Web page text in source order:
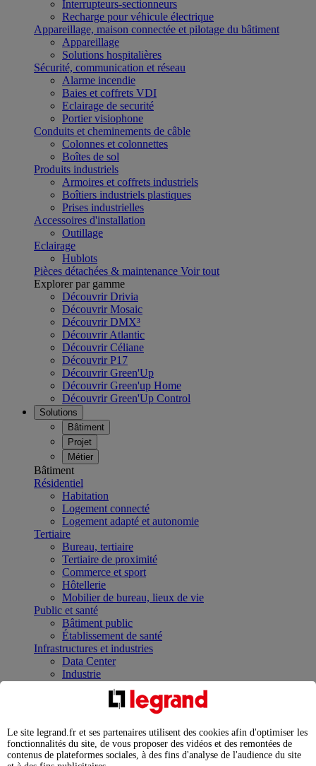
Interrupteurs-sectionneurs
Recharge pour véhicule électrique
Appareillage, maison connectée et pilotage du bâtiment
Appareillage
Solutions hospitalières
Sécurité, communication et réseau
Alarme incendie
Baies et coffrets VDI
Eclairage de securité
Portier visiophone
Conduits et cheminements de câble
Colonnes et colonnettes
Boîtes de sol
Produits industriels
Armoires et coffrets industriels
Boîtiers industriels plastiques
Prises industrielles
Accessoires d'installation
Outillage
Eclairage
Hublots
Pièces détachées & maintenance Voir tout
Explorer par gamme
Découvrir Drivia
Découvrir Mosaic
Découvrir DMX³
Découvrir Atlantic
Découvrir Céliane
Découvrir P17
Découvrir Green'Up
Découvrir Green'up Home
Découvrir Green'Up Control
Solutions
Bâtiment
Projet
Métier
Bâtiment
Résidentiel
Habitation
Logement connecté
Logement adapté et autonomie
Tertiaire
Bureau, tertiaire
Tertiaire de proximité
Commerce et sport
Hôtellerie
Mobilier de bureau, lieux de vie
Public et santé
Bâtiment public
Établissement de santé
Infrastructures et industries
Data Center
Industrie
Infrastructures
Contrôler et planifier le fonctionnement des appareils
Répartir et optimiser son tableau électrique
Legrand Data Center Solutions : concentrer les
expertises au service de vos performances
Le site legrand.fr et ses partenaires utilisent des cookies afin d'optimiser les
fonctionnalités du site, de vous proposer des vidéos et des remontées de
contenus de plateformes sociales, à des fins d'analyse de l'audience du site